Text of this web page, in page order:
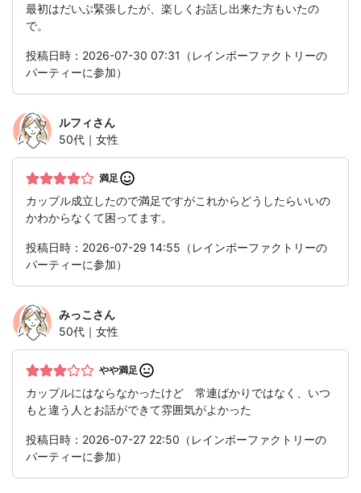
最初はだいぶ緊張したが、楽しくお話し出来た方もいたの
で。
投稿日時：2026-07-30 07:31（レインボーファクトリーの
パーティーに参加）
ルフィさん
50代｜女性
満足
カップル成立したので満足ですがこれからどうしたらいいの
かわからなくて困ってます。
投稿日時：2026-07-29 14:55（レインボーファクトリーの
パーティーに参加）
みっこ さん
50代｜女性
やや満足
カップルにはならなかったけど 常連ばかりではなく、いつ
もと違う人とお話ができて雰囲気がよかった
投稿日時：2026-07-27 22:50（レインボーファクトリーの
パーティーに参加）